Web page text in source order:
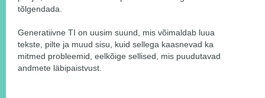
tõlgendada.
Generatiivne TI on uusim suund, mis võimaldab luua
tekste, pilte ja muud sisu, kuid sellega kaasnevad ka
mitmed probleemid, eelkõige sellised, mis puudutavad
andmete läbipaistvust.